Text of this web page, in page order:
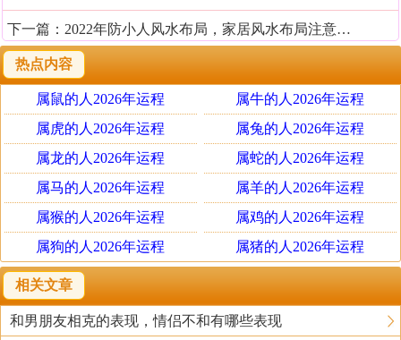
下一篇： 2022年防小人风水布局，家居风水布局注意事项
热点内容
属鼠的人2026年运程
属牛的人2026年运程
属虎的人2026年运程
属兔的人2026年运程
属龙的人2026年运程
属蛇的人2026年运程
属马的人2026年运程
属羊的人2026年运程
属猴的人2026年运程
属鸡的人2026年运程
属狗的人2026年运程
属猪的人2026年运程
相关文章
和男朋友相克的表现，情侣不和有哪些表现